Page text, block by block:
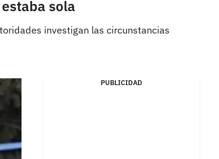
sola
investigan las circunstancias
PUBLICIDAD